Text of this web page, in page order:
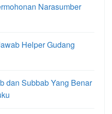
Narasumber
Helper Gudang
dan Subbab Yang Benar